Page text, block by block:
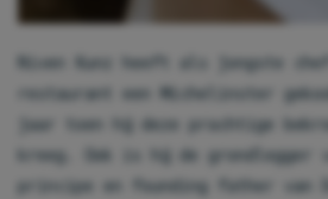
Niven Kunz heeft als jongste
restaurant een Michelinster
jaar toen hij deze prachtige
kreeg. Ook is hij de grondlegger
principe en founding father van